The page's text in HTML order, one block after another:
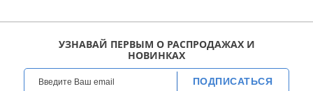
УЗНАВАЙ ПЕРВЫМ О РАСПРОДАЖАХ И
НОВИНКАХ
ПОДПИСАТЬСЯ